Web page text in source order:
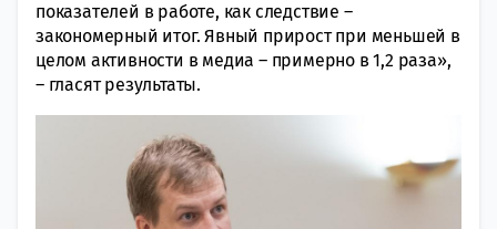
показателей в работе, как следствие –
закономерный итог. Явный прирост при меньшей в
целом активности в медиа – примерно в 1,2 раза»,
– гласят результаты.